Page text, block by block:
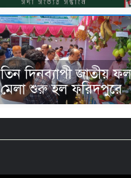
তিন দিনব্যাপী জাতীয় ফল
মেলা শুরু হল ফরিদপুরে